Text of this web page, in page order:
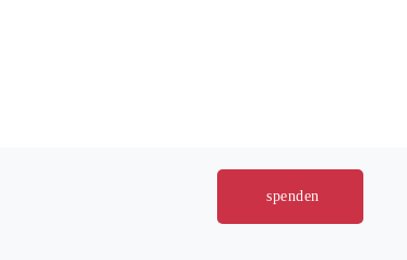
spenden